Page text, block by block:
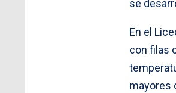
se
En el
con filas
mayores